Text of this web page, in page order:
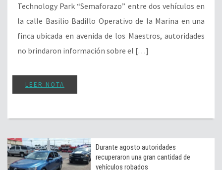
Technology Park “Semaforazo” entre dos vehículos en
la calle Basilio Badillo Operativo de la Marina en una
finca ubicada en avenida de los Maestros, autoridades
no brindaron información sobre el […]
LEER NOTA
Durante agosto autoridades
recuperaron una gran cantidad de
vehículos robados